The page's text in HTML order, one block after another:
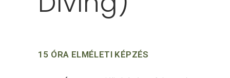
15 ÓRA ELMÉLETI KÉPZÉS